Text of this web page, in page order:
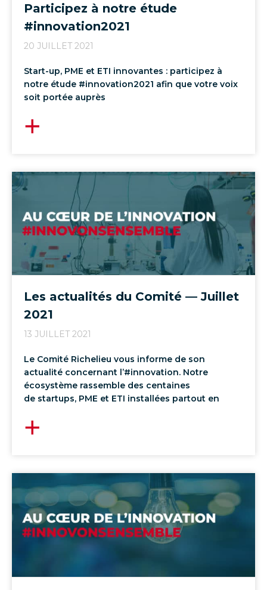
Participez à notre étude
#innovation2021
20 JUILLET 2021
Start-up, PME et ETI innovantes : participez à
notre étude #innovation2021 afin que votre voix
soit portée auprès
Les actualités du Comité — Juillet
2021
13 JUILLET 2021
Le Comité Richelieu vous informe de son
actualité concernant l’#innovation. Notre
écosystème rassemble des centaines
de startups, PME et ETI installées partout en